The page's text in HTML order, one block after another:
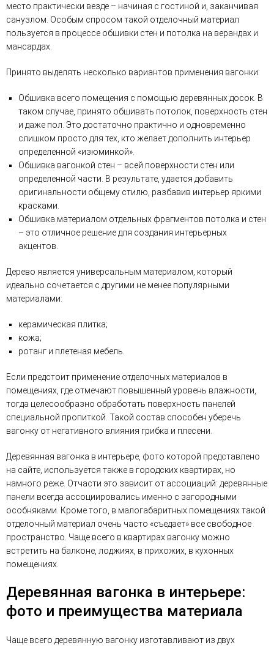
место практически везде – начиная с гостиной и, заканчивая
санузлом. Особым спросом такой отделочный материал
пользуется в процессе обшивки стен и потолка на верандах и
мансардах.
Принято выделять несколько вариантов применения вагонки:
Обшивка всего помещения с помощью деревянных досок. В
таком случае, принято обшивать потолок, поверхность стен
и даже пол. Это достаточно практично и одновременно
слишком просто для тех, кто желает дополнить интерьер
определенной «изюминкой».
Обшивка вагонкой стен – всей поверхности стен или
определенной части. В результате, удается добавить
оригинальности общему стилю, разбавив интерьер яркими
красками.
Обшивка материалом отдельных фрагментов потолка и стен
– это отличное решение для создания интерьерных
акцентов.
Дерево является универсальным материалом, который
идеально сочетается с другими не менее популярными
материалами:
керамическая плитка;
кожа;
ротанг и плетеная мебель.
Если предстоит применение отделочных материалов в
помещениях, где отмечают повышенный уровень влажности,
тогда целесообразно обработать поверхность панелей
специальной пропиткой. Такой состав способен уберечь
вагонку от негативного влияния грибка и плесени.
Деревянная вагонка в интерьере, фото которой представлено
на сайте, используется также в городских квартирах, но
намного реже. Отчасти это зависит от ассоциаций: деревянные
панели всегда ассоциировались именно с загородными
особняками. Кроме того, в малогабаритных помещениях такой
отделочный материал очень часто «съедает» все свободное
пространство. Чаще всего в квартирах вагонку можно
встретить на балконе, лоджиях, в прихожих, в кухонных
помещениях.
Деревянная вагонка в интерьере:
фото и преимущества материала
Чаще всего деревянную вагонку изготавливают из двух